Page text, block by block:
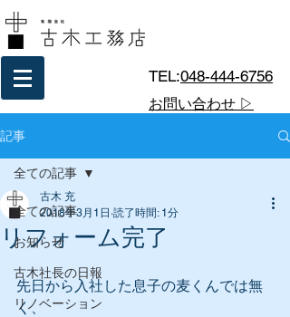
TEL:048-444-6756
お問い合わせ ▷
記事
全ての記事
お知らせ
古木社長の日報
リノベーション
全ての記事
リフォーム完了
古木 充
2018年3月1日 読了時間: 1分
先日から入社した息子の麦くんでは無
く、